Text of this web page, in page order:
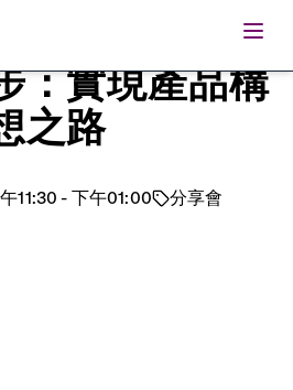
：實現產品構
之路
11:30 - 下午01:00 分享會